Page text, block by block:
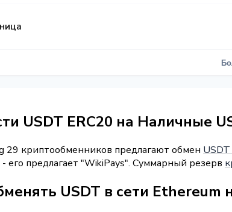
USDT ERC20 на Наличные
29 криптообменников предлагают обмен
- его предлагает "WikiPays". Суммарный резерв
USDT в сети